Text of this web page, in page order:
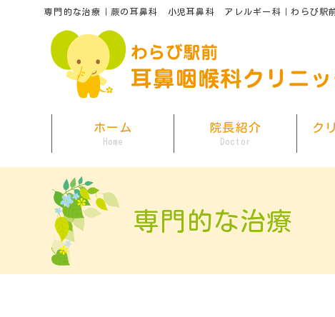
専門的な治療｜蕨の耳鼻科 小児耳鼻科 アレルギー科｜わらび駅
ホーム 院長紹介 ク
専門的な治療